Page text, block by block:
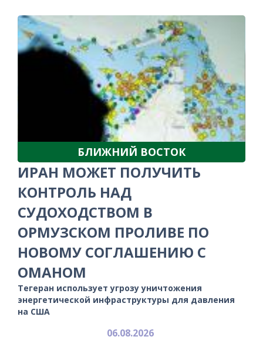
БЛИЖНИЙ ВОСТОК
ИРАН МОЖЕТ ПОЛУЧИТЬ
КОНТРОЛЬ НАД
СУДОХОДСТВОМ В
ОРМУЗСКОМ ПРОЛИВЕ ПО
НОВОМУ СОГЛАШЕНИЮ С
ОМАНОМ
Тегеран использует угрозу уничтожения
энергетической инфраструктуры для давления
на США
06.08.2026